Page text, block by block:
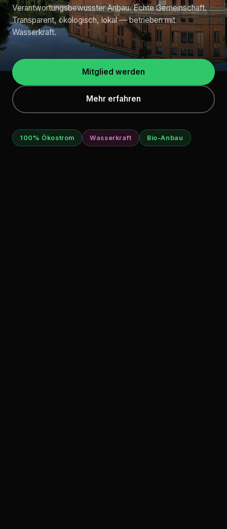
Verantwortungsbewusster Anbau. Echte Gemeinschaft.
Transparent, ökologisch, lokal — betrieben mit
Wasserkraft.
Mitglied werden
Mehr erfahren
100% Ökostrom Wasserkraft Bio-Anbau